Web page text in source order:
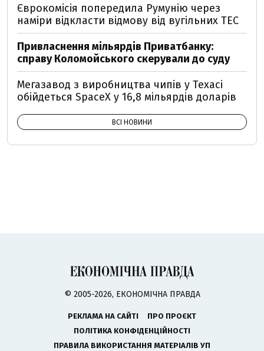
Єврокомісія попередила Румунію через
наміри відкласти відмову від вугільних ТЕС
Привласнення мільярдів Приватбанку:
справу Коломойського скерували до суду
Мегазавод з виробництва чипів у Техасі
обійдеться SpaceX у 16,8 мільярдів доларів
ВСІ НОВИНИ
© 2005-2026, ЕКОНОМІЧНА ПРАВДА
РЕКЛАМА НА САЙТІ
ПРО ПРОЄКТ
ПОЛІТИКА КОНФІДЕНЦІЙНОСТІ
ПРАВИЛА ВИКОРИСТАННЯ МАТЕРІАЛІВ УП